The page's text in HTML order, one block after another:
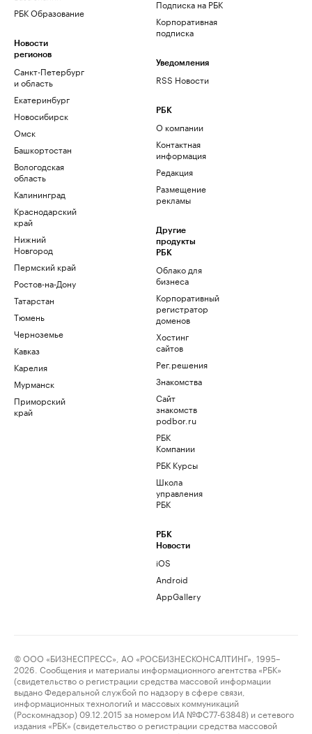
РБК Образование
Новости
регионов
Санкт-Петербург
и область
Екатеринбург
Новосибирск
Омск
Башкортостан
Вологодская
область
Калининград
Краснодарский
край
Нижний
Новгород
Пермский край
Ростов-на-Дону
Татарстан
Тюмень
Черноземье
Кавказ
Карелия
Мурманск
Приморский
край
Подписка на РБК
Корпоративная
подписка
Уведомления
RSS Новости
РБК
О компании
Контактная
информация
Редакция
Размещение
рекламы
Другие
продукты
РБК
Облако для
бизнеса
Корпоративный
регистратор
доменов
Хостинг
сайтов
Рег.решения
Знакомства
Сайт
знакомств
podbor.ru
РБК
Компании
РБК Курсы
Школа
управления
РБК
РБК
Новости
iOS
Android
AppGallery
© ООО «БИЗНЕСПРЕСС», АО «РОСБИЗНЕСКОНСАЛТИНГ», 1995–
2026. Сообщения и материалы информационного агентства «РБК»
(свидетельство о регистрации средства массовой информации
выдано Федеральной службой по надзору в сфере связи,
информационных технологий и массовых коммуникаций
(Роскомнадзор) 09.12.2015 за номером ИА №ФС77-63848) и сетевого
издания «РБК» (свидетельство о регистрации средства массовой